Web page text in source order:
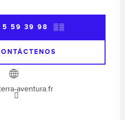
5 59 39 98 ▒▒
aventura.fr